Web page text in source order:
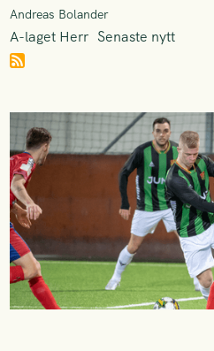
Andreas Bolander
A-laget Herr Senaste nytt